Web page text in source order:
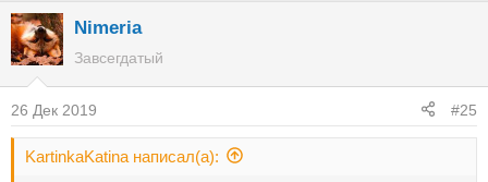
Nimeria
Завсегдатый
26 Дек 2019 #25
KartinkaKatina написал(а):